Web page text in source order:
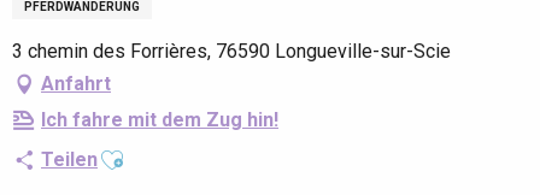
PFERDWANDERUNG
3 chemin des Forrières, 76590 Longueville-sur-Scie
Anfahrt
Ich fahre mit dem Zug hin!
TeilenAjouter aux favoris